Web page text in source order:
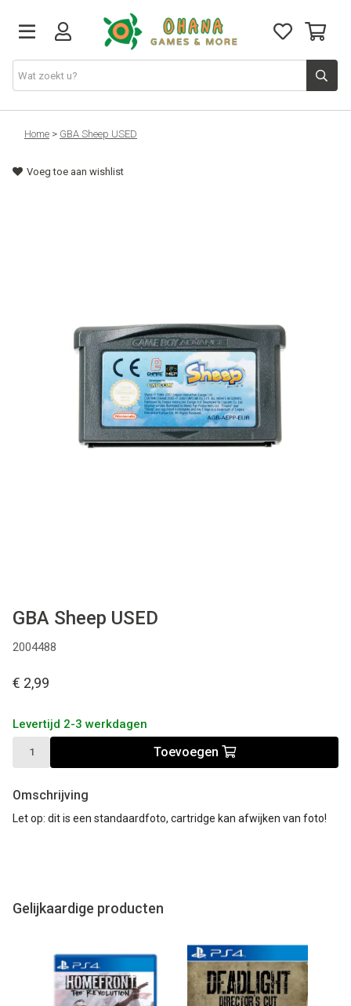
TCG
Merch
Accessoires
Home > GBA Sheep USED
Voeg toe aan wishlist
GBA Sheep USED
2004488
€ 2,99
Levertijd 2-3 werkdagen
Toevoegen
Omschrijving
Let op: dit is een standaardfoto, cartridge kan afwijken van foto!
Gelijkaardige producten